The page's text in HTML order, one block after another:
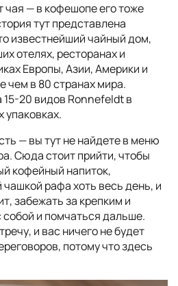
— в кофешопе его тоже
тут представлена
известнейший чайный дом,
отелях, ресторанах и
Европы, Азии, Америки и
чем в 80 странах мира.
15-20 видов Ronnefeldt в
упаковках.
— вы тут не найдете в меню
Сюда стоит прийти, чтобы
кофейный напиток,
рафа хоть весь день, и
забежать за крепким и
и помчаться дальше.
и вас ничего не будет
потому что здесь